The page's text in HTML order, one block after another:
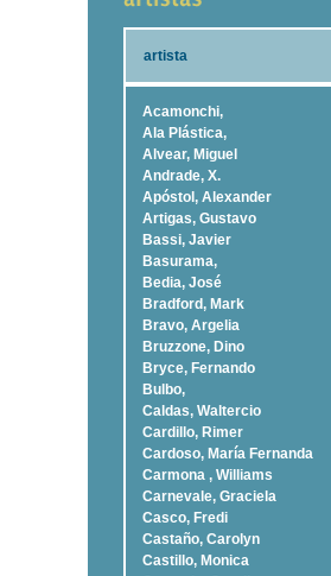
artista
Acamonchi,
Ala Plástica,
Alvear, Miguel
Andrade, X.
Apóstol, Alexander
Artigas, Gustavo
Bassi, Javier
Basurama,
Bedia, José
Bradford, Mark
Bravo, Argelia
Bruzzone, Dino
Bryce, Fernando
Bulbo,
Caldas, Waltercio
Cardillo, Rimer
Cardoso, Marí­a Fernanda
Carmona , Williams
Carnevale, Graciela
Casco, Fredi
Castaño, Carolyn
Castillo, Monica